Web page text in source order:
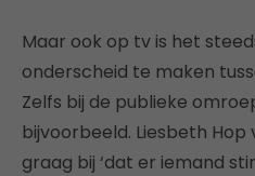
Maar ook op tv is het
onderscheid te maken
Zelfs bij de publieke
bijvoorbeeld. Liesbeth
graag bij ‘dat er iemand